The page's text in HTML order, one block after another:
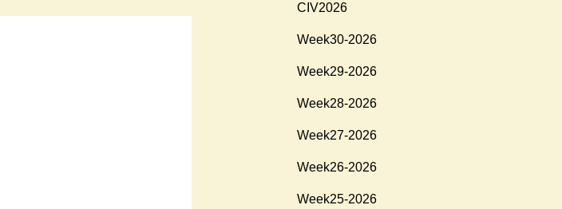
CIV2026
Week30-2026
Week29-2026
Week28-2026
Week27-2026
Week26-2026
Week25-2026